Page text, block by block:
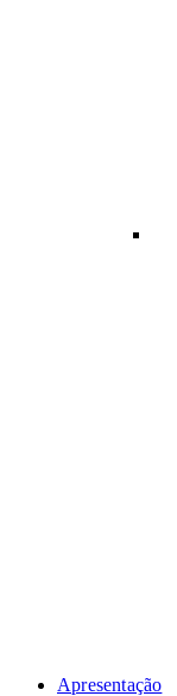
Apresentação